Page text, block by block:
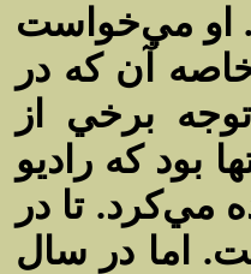
او مي‌خواست
آن كه در
برخي از
بود كه راديو
مي‌كرد. تا در
اما در سال